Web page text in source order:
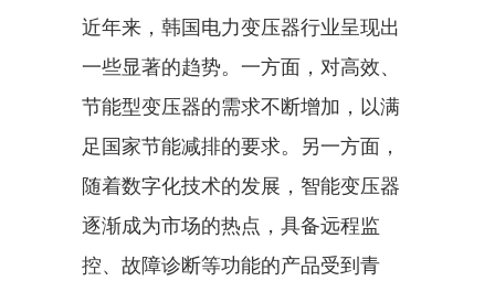
近年来，韩国电力变压器行业呈现出
一些显著的趋势。一方面，对高效、
节能型变压器的需求不断增加，以满
足国家节能减排的要求。另一方面，
随着数字化技术的发展，智能变压器
逐渐成为市场的热点，具备远程监
控、故障诊断等功能的产品受到青